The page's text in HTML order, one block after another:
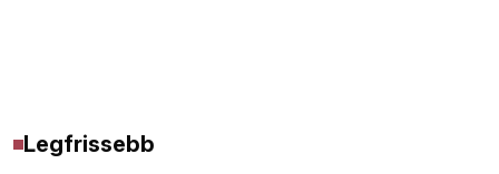
Legfrissebb